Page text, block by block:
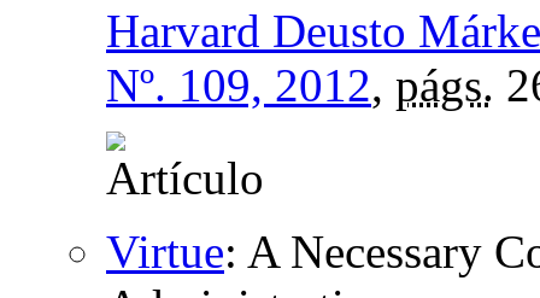
Harvard Deusto
Nº. 109, 2012, págs.
Virtue: A Necessary